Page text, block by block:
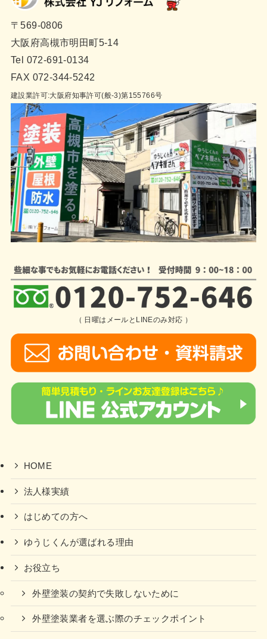
〒569-0806
大阪府高槻市明田町5-14
Tel 072-691-0134
FAX 072-344-5242
建設業許可:大阪府知事許可(般-3)第155766号
（ 日曜はメールとLINEのみ対応 ）
HOME
法人様実績
はじめての方へ
ゆうじくんが選ばれる理由
お役立ち
外壁塗装の契約で失敗しないために
外壁塗装業者を選ぶ際のチェックポイント